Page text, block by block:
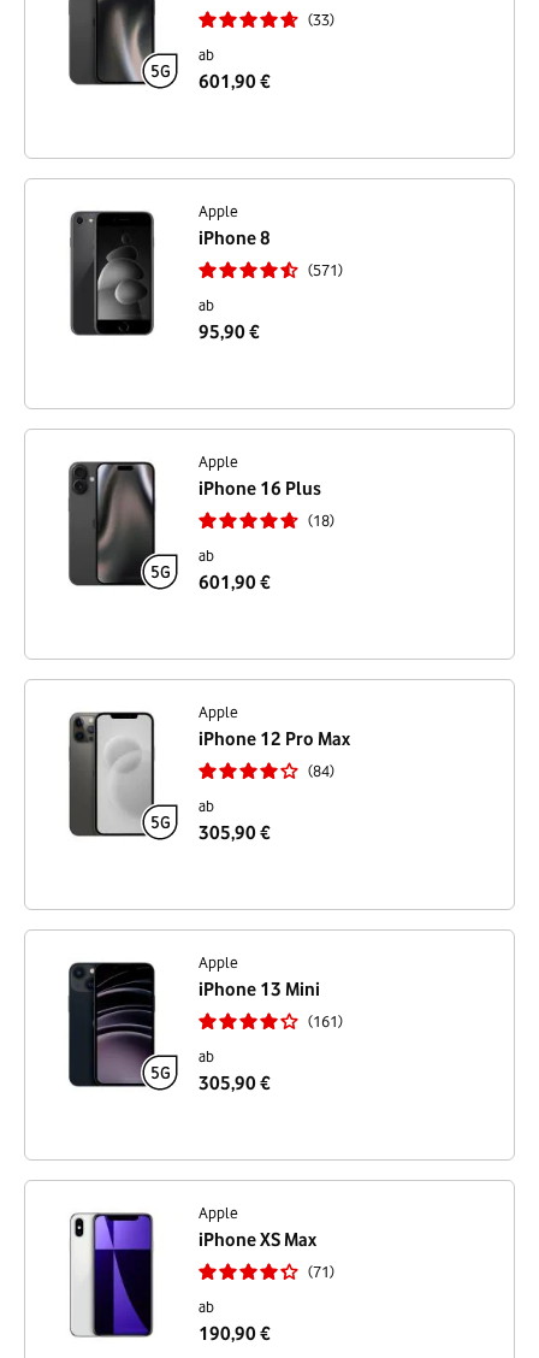
33
ab
601,90 €
Apple
iPhone 8
571
ab
95,90 €
Apple
iPhone 16 Plus
18
ab
601,90 €
Apple
iPhone 12 Pro Max
84
ab
305,90 €
Apple
iPhone 13 Mini
161
ab
305,90 €
Apple
iPhone XS Max
71
ab
190,90 €